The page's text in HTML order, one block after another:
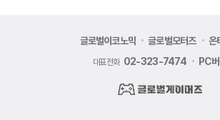
글로벌이코노믹 글로벌모터즈 온
대표전화 02-323-7474 PC